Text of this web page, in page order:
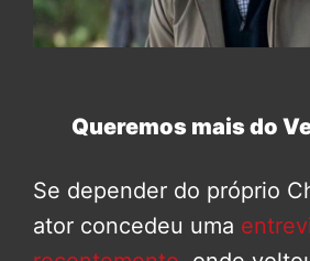
Queremos mais do
Se depender do próprio
ator concedeu uma